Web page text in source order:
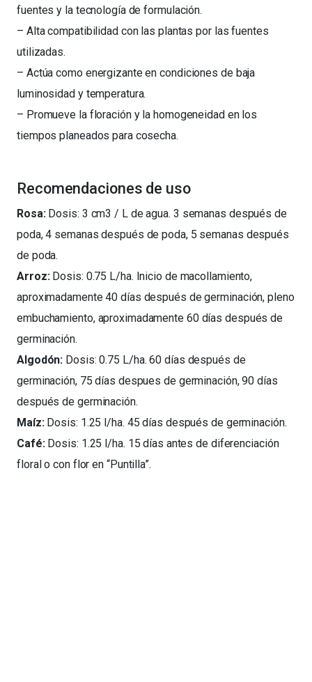
fuentes y la tecnología de formulación.
– Alta compatibilidad con las plantas por las fuentes
utilizadas.
– Actúa como energizante en condiciones de baja
luminosidad y temperatura.
– Promueve la floración y la homogeneidad en los
tiempos planeados para cosecha.
Recomendaciones de uso
Rosa: Dosis: 3 cm3 / L de agua. 3 semanas después de
poda, 4 semanas después de poda, 5 semanas después
de poda.
Arroz: Dosis: 0.75 L/ha. Inicio de macollamiento,
aproximadamente 40 días después de germinación, pleno
embuchamiento, aproximadamente 60 días después de
germinación.
Algodón: Dosis: 0.75 L/ha. 60 días después de
germinación, 75 días despues de germinación, 90 días
después de germinación.
Maíz: Dosis: 1.25 l/ha. 45 días después de germinación.
Café:Dosis: 1.25 l/ha. 15 días antes de diferenciación
floral o con flor en “Puntilla”.